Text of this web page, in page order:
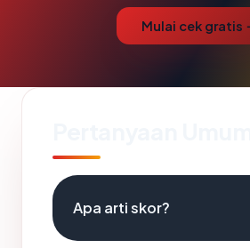
Mulai cek gratis
Apa arti skor?